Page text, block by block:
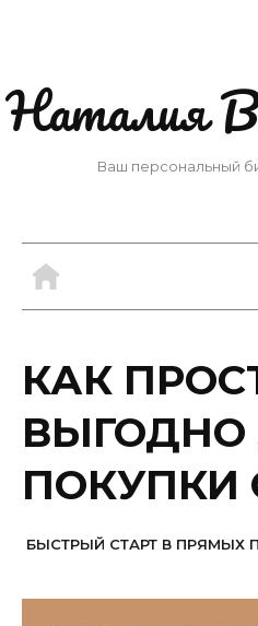
Наталия
Ваш персональный
КАК
ВЫГОДНО
ПОКУПКИ
БЫСТРЫЙ СТАРТ В ПРЯМЫХ